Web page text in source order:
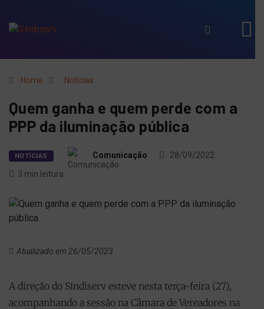
Home Notícias
Quem ganha e quem perde com a
PPP da iluminação pública
NOTÍCIAS Comunicação
28/09/2022
3 min leitura
Atualizado em 26/05/2023
A direção do Sindiserv esteve nesta terça-feira (27),
acompanhando a sessão na Câmara de Vereadores na